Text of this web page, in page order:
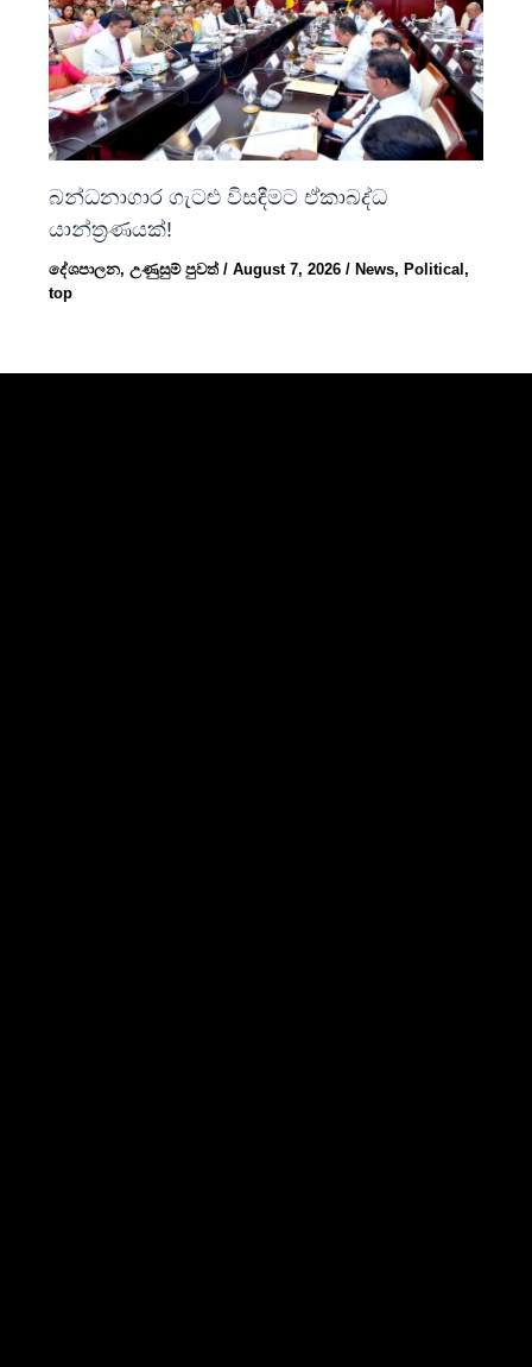
බන්ධනාගාර ගැටළු විසඳීමට ඒකාබද්ධ
යාන්ත්‍රණයක්!
දේශපාලන,උණුසුම් පුවත්/August 7, 2026/News,Political,
top